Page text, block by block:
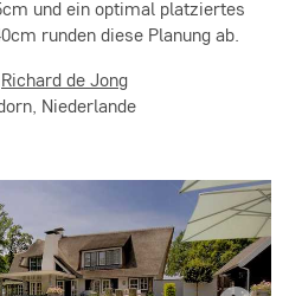
und ein optimal platziertes
runden diese Planung ab.
Richard de Jong
Niederlande